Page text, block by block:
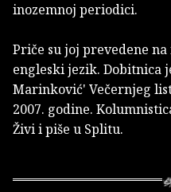
inozemnoj periodici.
Priče su joj prevedene
engleski jezik. Dobitnica
Marinković' Večernjeg
2007. godine.
Živi i piše u Splitu.